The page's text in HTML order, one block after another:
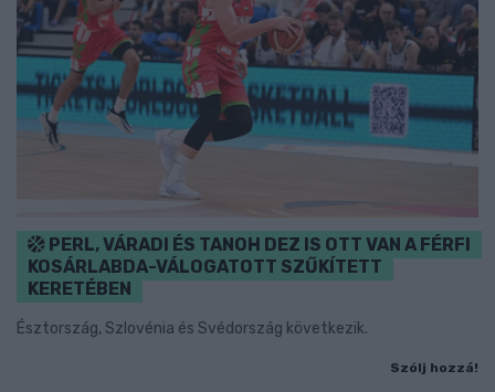
PERL, VÁRADI ÉS TANOH DEZ IS OTT VAN A FÉRFI
KOSÁRLABDA-VÁLOGATOTT SZŰKÍTETT
KERETÉBEN
Észtország, Szlovénia és Svédország következik.
Szólj hozzá!